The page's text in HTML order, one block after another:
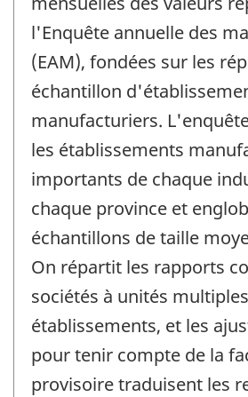
l'Enquête annuelle des
(EAM), fondées sur les
échantillon
manufacturiers.
les établissements
importants de chaque
chaque province et
échantillons de taille
On répartit les rapports
sociétés à unités
établissements, et les
pour tenir compte de la
provisoire traduisent les